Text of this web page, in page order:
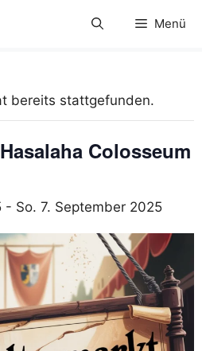
Menü
bereits stattgefunden.
Colosseum
- So. 7. September 2025